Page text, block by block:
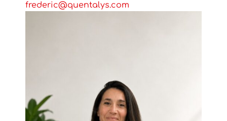
frederic@quentalys.com